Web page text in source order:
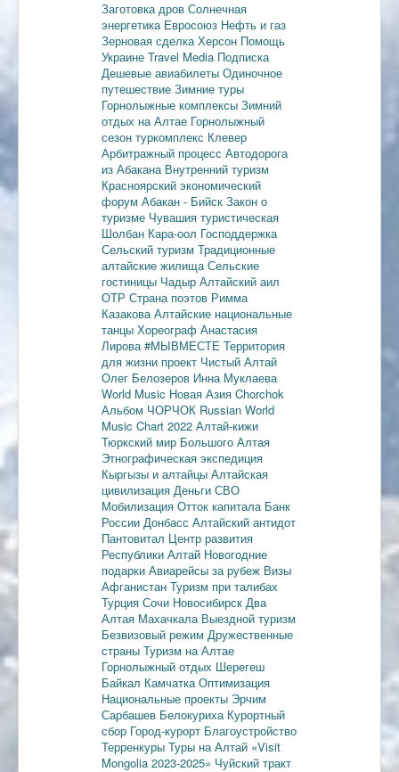
Заготовка дров Солнечная
энергетика Евросоюз Нефть и газ
Зерновая сделка Херсон Помощь
Украине Travel Media Подписка
Дешевые авиабилеты Одиночное
путешествие Зимние туры
Горнолыжные комплексы Зимний
отдых на Алтае Горнолыжный
сезон туркомплекс Клевер
Арбитражный процесс Автодорога
из Абакана Внутренний туризм
Красноярский экономический
форум Абакан - Бийск Закон о
туризме Чувашия туристическая
Шолбан Кара-оол Господдержка
Сельский туризм Традиционные
алтайские жилища Сельские
гостиницы Чадыр Алтайский аил
ОТР Страна поэтов Римма
Казакова Алтайские национальные
танцы Хореограф Анастасия
Лирова #МЫВМЕСТЕ Территория
для жизни проект Чистый Алтай
Олег Белозеров Инна Муклаева
World Music Новая Азия Chorchok
Альбом ЧОРЧОК Russian World
Music Chart 2022 Алтай-кижи
Тюркский мир Большого Алтая
Этнографическая экспедиция
Кыргызы и алтайцы Алтайская
цивилизация Деньги СВО
Мобилизация Отток капитала Банк
России Донбасс Алтайский антидот
Пантовитал Центр развития
Республики Алтай Новогодние
подарки Авиарейсы за рубеж Визы
Афганистан Туризм при талибах
Турция Сочи Новосибирск Два
Алтая Махачкала Выездной туризм
Безвизовый режим Дружественные
страны Туризм на Алтае
Горнолыжный отдых Шерегеш
Байкал Камчатка Оптимизация
Национальные проекты Эрчим
Сарбашев Белокуриха Курортный
сбор Город-курорт Благоустройство
Терренкуры Туры на Алтай «Visit
Mongolia 2023-2025» Чуйский тракт